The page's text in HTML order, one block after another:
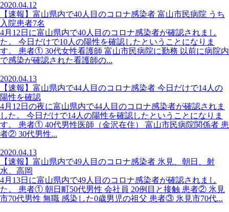
2020.04.12
【速報】富山県内で40人目のコロナ感染者 富山市民病院 うち
入院患者7名
4月12日に富山県内で40人目のコロナ感染者が確認されまし
た。 今日だけで10人の陽性を確認したということになりま
す。 患者① 30代女性看護師 富山市民病院に勤務 以前に病院内
で感染が確認された看護師の...
2020.04.13
【速報】富山県内で44人目のコロナ感染者 今日だけで14人の
陽性を確認
4月12日の夜に富山県内で44人目のコロナ感染者が確認されま
した。 今日だけで14人の陽性を確認したということになりま
す。 患者① 40代男性医師（金沢在住） 富山市民病院関係者 患
者② 30代男性...
2020.04.13
【速報】富山県内で49人目のコロナ感染者 氷見、朝日、射
水、高岡
4月13日に富山県内で49人目のコロナ感染者が確認されまし
た。 患者① 朝日町50代男性 会社員 20例目と接触 患者② 氷見
市70代男性 無職 感染した0歳男児の祖父 患者③ 氷見市70代...